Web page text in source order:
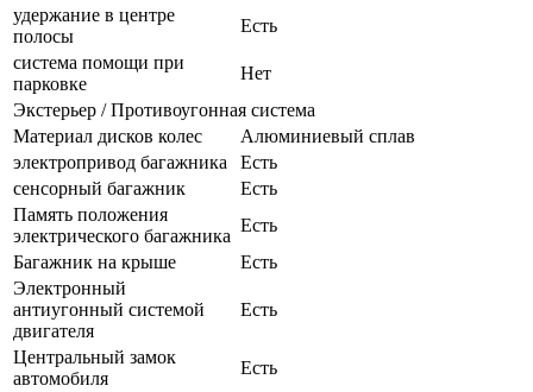
удержание в центре
полосы
Есть
система помощи при
парковке
Нет
Экстерьер / Противоугонная система
Материал дисков колес
Алюминиевый сплав
электропривод багажника
Есть
сенсорный багажник
Есть
Память положения
электрического багажника
Есть
Багажник на крыше
Есть
Электронный
антиугонный системой
двигателя
Есть
Центральный замок
автомобиля
Есть